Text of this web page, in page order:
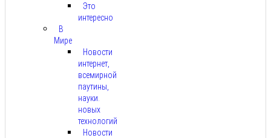
Это
интересно
В
Мире
Новости
интернет,
всемирной
паутины,
науки.
новых
технологий
Новости